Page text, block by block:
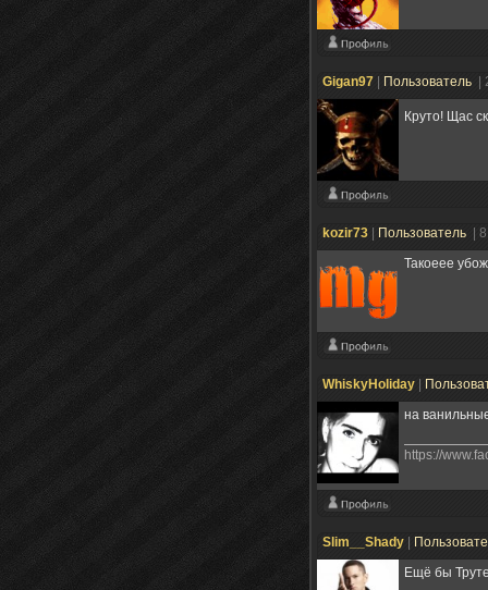
Gigan97 Пользователь
Круто! Щас
kozir73 Пользователь
|
Такоеее
WhiskyHoliday
на
https://
Slim__Shady
Ещё бы